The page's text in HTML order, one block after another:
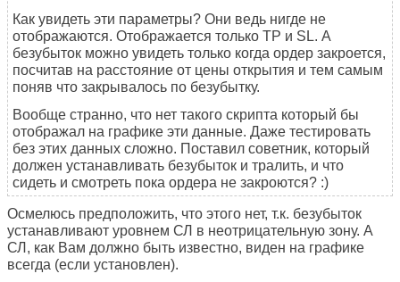
Как увидеть эти параметры? Они ведь нигде не
отображаются. Отображается только TP и SL. А
безубыток можно увидеть только когда ордер закроется,
посчитав на расстояние от цены открытия и тем самым
поняв что закрывалось по безубытку.
Вообще странно, что нет такого скрипта который бы
отображал на графике эти данные. Даже тестировать
без этих данных сложно. Поставил советник, который
должен устанавливать безубыток и тралить, и что
сидеть и смотреть пока ордера не закроются? :)
Осмелюсь предположить, что этого нет, т.к. безубыток
устанавливают уровнем СЛ в неотрицательную зону. А
СЛ, как Вам должно быть известно, виден на графике
всегда (если установлен).